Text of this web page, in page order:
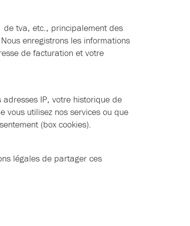
de tva, etc., principalement des
enregistrons les informations
de facturation et votre
IP, votre historique de
vous utilisez nos services ou que
(box cookies).
légales de partager ces